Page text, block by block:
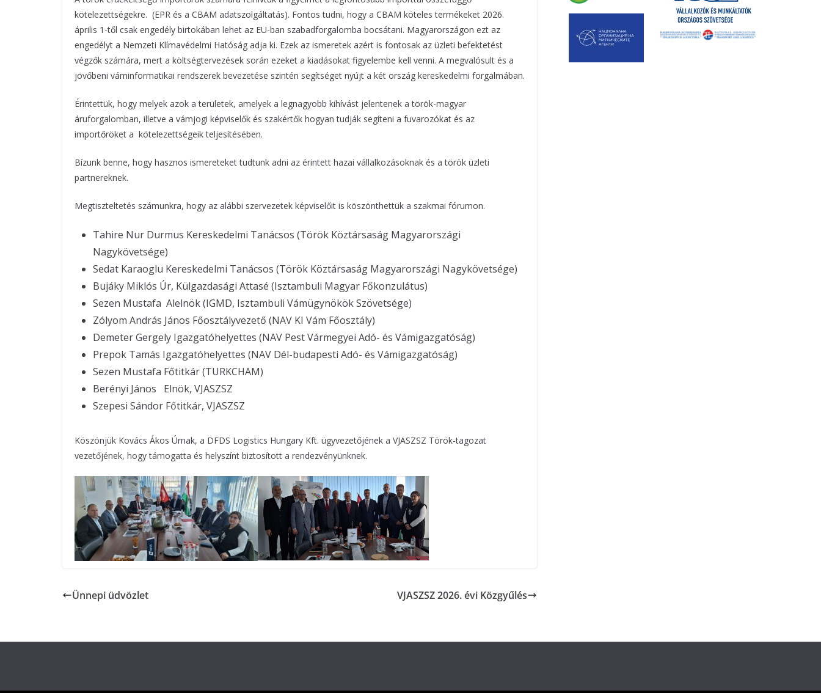
kötelezettségekre. (EPR és a CBAM adatszolgáltatás). Fontos tudni, hogy a CBAM köteles termékeket 2026.
április 1-től csak engedély birtokában lehet az EU-ban szabadforgalomba bocsátani. Magyarországon ezt az
engedélyt a Nemzeti Klímavédelmi Hatóság adja ki. Ezek az ismeretek azért is fontosak az üzleti befektetést
végzők számára, mert a költségtervezések során ezeket a kiadásokat figyelembe kell venni. A megvalósult és a
jövőbeni váminformatikai rendszerek bevezetése szintén segítséget nyújt a két ország kereskedelmi forgalmában.
Érintettük, hogy melyek azok a területek, amelyek a legnagyobb kihívást jelentenek a török-magyar
áruforgalomban, illetve a vámjogi képviselők és szakértők hogyan tudják segíteni a fuvarozókat és az
importőröket a kötelezettségeik teljesítésében.
Bízunk benne, hogy hasznos ismereteket tudtunk adni az érintett hazai vállalkozásoknak és a török üzleti
partnereknek.
Megtiszteltetés számunkra, hogy az alábbi szervezetek képviselőit is köszönthettük a szakmai fórumon.
Tahire Nur Durmus Kereskedelmi Tanácsos (Török Köztársaság Magyarországi
Nagykövetsége)
Sedat Karaoglu Kereskedelmi Tanácsos (Török Köztársaság Magyarországi Nagykövetsége)
Bujáky Miklós Úr, Külgazdasági Attasé (Isztambuli Magyar Főkonzulátus)
Sezen Mustafa Alelnök (IGMD, Isztambuli Vámügynökök Szövetsége)
Zólyom András János Főosztályvezető (NAV KI Vám Főosztály)
Demeter Gergely Igazgatóhelyettes (NAV Pest Vármegyei Adó- és Vámigazgatóság)
Prepok Tamás Igazgatóhelyettes (NAV Dél-budapesti Adó- és Vámigazgatóság)
Sezen Mustafa Főtitkár (TURKCHAM)
Berényi János Elnök, VJASZSZ
Szepesi Sándor Főtitkár, VJASZSZ
Köszönjük Kovács Ákos Úrnak, a DFDS Logistics Hungary Kft. ügyvezetőjének a VJASZSZ Török-tagozat
vezetőjének, hogy támogatta és helyszínt biztosított a rendezvényünknek.
Ünnepi üdvözlet VJASZSZ 2026. évi Közgyűlés